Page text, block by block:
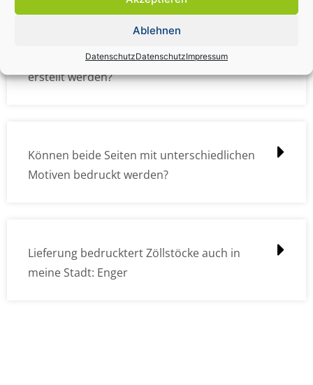
Ablehnen
DatenschutzDatenschutzImpressum
Wie müssen die Druckdateien angelegt /
erstellt werden?
Können beide Seiten mit unterschiedlichen
Motiven bedruckt werden?
Lieferung bedrucktert Zöllstöcke auch in
meine Stadt: Enger